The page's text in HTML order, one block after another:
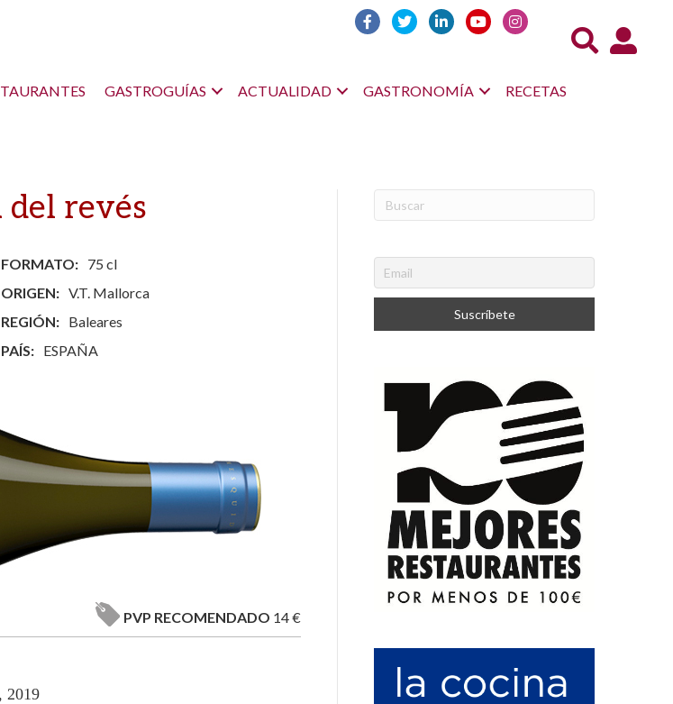
Acceso
GASTROGUÍAS ACTUALIDAD GASTRONOMÍA
RECETAS
revés
FORMATO
75 cl
ORIGEN
V.T. Mallorca
REGIÓN
Baleares
PAÍS
ESPAÑA
PVP RECOMENDADO 14 €
2019